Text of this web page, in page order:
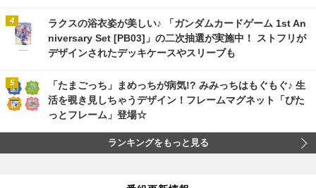
ラクスの浴衣姿が美しい♪ 「ガンダムカードゲーム 1st An
niversary Set [PB03]」の二次抽選が実施中！ ストフリが
デザインされたデッキケースやスリーブも
「たまごっち」まめっちが病気!? みみっちはもぐもぐ♪ 生
活を覗き見しちゃうデザイン！フレームマグネット「ぴた
っとフレーム」登場☆
ランキングをもっと見る